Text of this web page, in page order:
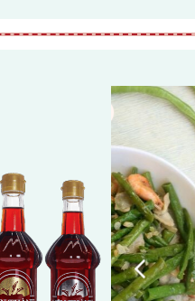
25